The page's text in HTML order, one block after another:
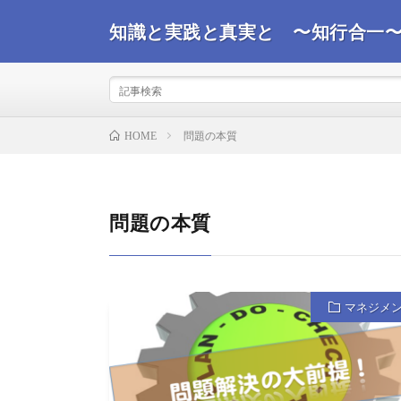
知識と実践と真実と 〜知行合一
ばと思います。
HOME 問題の本質
問題の本質
マネジメ